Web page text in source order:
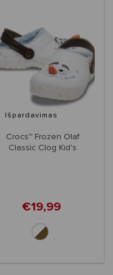
Išpardavimas
Crocs™ Frozen Olaf
Classic Clog Kid's
€19,99